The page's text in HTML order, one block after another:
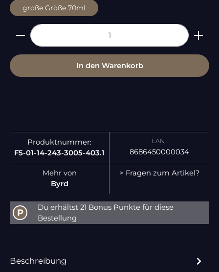
große Größe 70ml
Produkt Anzahl: Gib den gewünschten Wert
In den Warenkorb
Produktnummer:
F5-01-14-243-3005-403.1
EAN :
8686450000034
Mehr von
Byrd
> Fragen zum Artikel?
P
Du erhältst 21 Bonus Punkte für diese
Bestellung
Beschreibung